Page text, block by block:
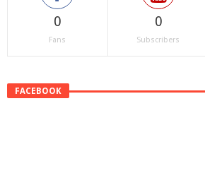
0
Fans
0
Subscribers
FACEBOOK